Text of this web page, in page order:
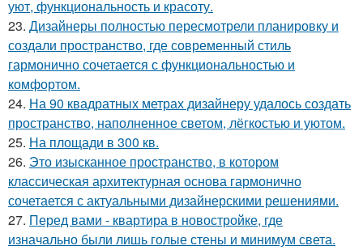
уют, функциональность и красоту.
23. Дизайнеры полностью пересмотрели планировку и
создали пространство, где современный стиль
гармонично сочетается с функциональностью и
комфортом.
24. На 90 квадратных метрах дизайнеру удалось создать
пространство, наполненное светом, лёгкостью и уютом.
25. На площади в 300 кв.
26. Это изысканное пространство, в котором
классическая архитектурная основа гармонично
сочетается с актуальными дизайнерскими решениями.
27. Перед вами - квартира в новостройке, где
изначально были лишь голые стены и минимум света.